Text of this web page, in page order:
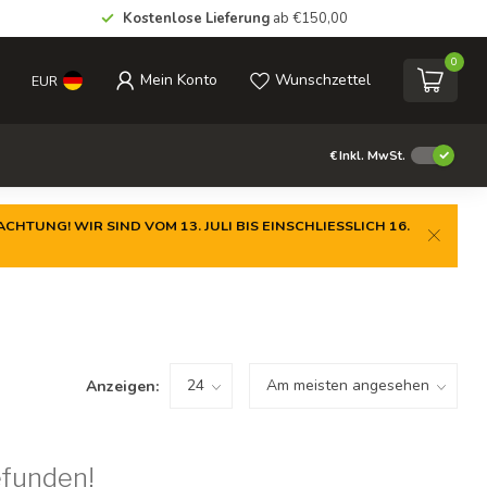
Kostenlose Lieferungab €150,00
EUR Mein Konto Wunschzettel
0
€Inkl. MwSt.
WIR SIND VOM 13. JULI BIS EINSCHLIESSLICH 16.
Anzeigen: